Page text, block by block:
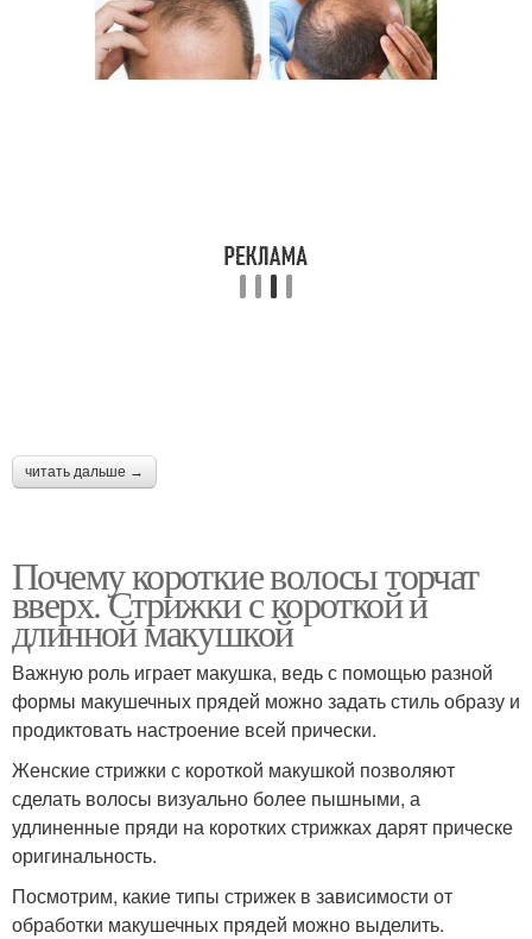
Пучок на короткие
Хвост на коротких
Мальвинок из коротких
Крабики для коротких
волос
Волос при
Узлы из волос
Прическа для коротких
Прическа на короткие
читать дальше →
Почему короткие волосы торчат
вверх. Стрижки с короткой и
длинной макушкой
Важную роль играет макушка, ведь с помощью разной
формы макушечных прядей можно задать стиль образу и
продиктовать настроение всей прически.
Женские стрижки с короткой макушкой позволяют
сделать волосы визуально более пышными, а
удлиненные пряди на коротких стрижках дарят прическе
оригинальность.
Посмотрим, какие типы стрижек в зависимости от
обработки макушечных прядей можно выделить.